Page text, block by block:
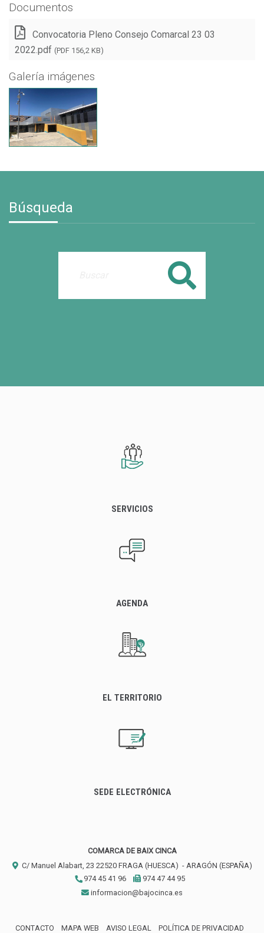
Documentos
Convocatoria Pleno Consejo Comarcal 23 03
2022.pdf (PDF 156,2 KB)
Galería imágenes
Búsqueda
Buscar
SERVICIOS
AGENDA
EL TERRITORIO
SEDE ELECTRÓNICA
COMARCA DE BAIX CINCA
C/ Manuel Alabart, 23 22520 FRAGA (HUESCA) - ARAGÓN (ESPAÑA)
974 45 41 96
974 47 44 95
informacion@bajocinca.es
CONTACTO MAPA WEB AVISO LEGAL POLÍTICA DE PRIVACIDAD